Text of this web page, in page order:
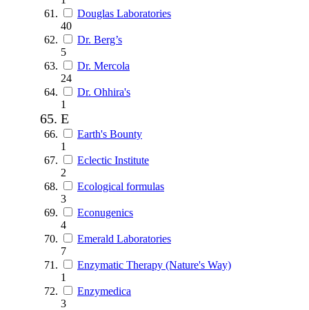
Douglas Laboratories
40
Dr. Berg’s
5
Dr. Mercola
24
Dr. Ohhira's
1
E
Earth's Bounty
1
Eclectic Institute
2
Ecological formulas
3
Econugenics
4
Emerald Laboratories
7
Enzymatic Therapy (Nature's Way)
1
Enzymedica
3